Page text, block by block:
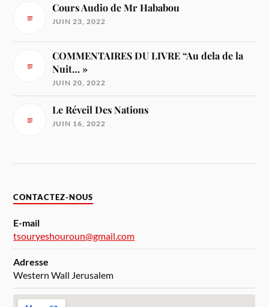
Cours Audio de Mr Hababou
JUIN 23, 2022
COMMENTAIRES DU LIVRE “Au dela de la
Nuit… »
JUIN 20, 2022
Le Réveil Des Nations
JUIN 16, 2022
CONTACTEZ-NOUS
E-mail
tsouryeshouroun@gmail.com
Adresse
Western Wall Jerusalem